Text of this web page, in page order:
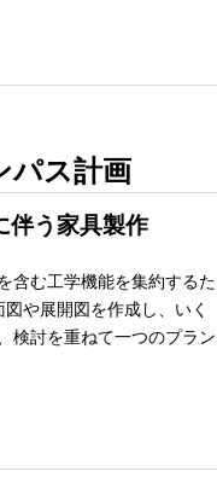
パス計画
伴う家具製作
含む工学機能を集約するた
や展開図を作成し、いく
検討を重ねて一つのプラン